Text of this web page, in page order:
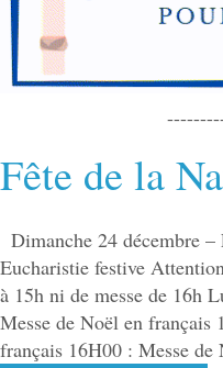
Fête de la
Dimanche 24 décembre
Eucharistie festive
à 15h ni de messe de 16h
Messe de Noël en français
français 16H00 : Messe